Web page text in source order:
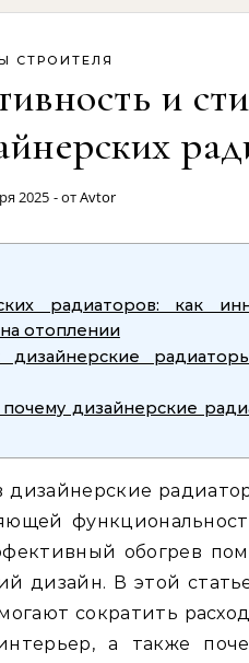
СТРОИТЕЛЯ
и
2025 - отAvtor
радиаторов: как
отоплении
почему дизайнерские
обогрев
дизайн. В этой
сократить
а также